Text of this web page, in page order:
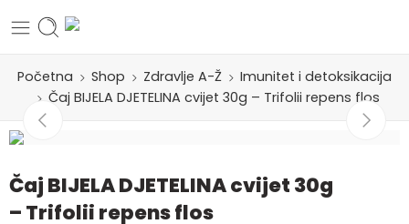
Početna Shop Zdravlje A-Ž
Imunitet i detoksikacija
Čaj BIJELA DJETELINA cvijet 30g – Trifolii repens flos
Čaj BIJELA DJETELINA cvijet 30g
– Trifolii repens flos